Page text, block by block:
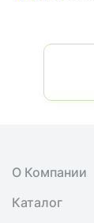
О Компании
Каталог